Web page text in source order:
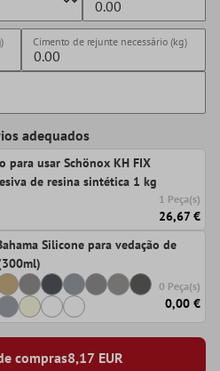
Cimento de rejunte necessário (kg)
adequados
para usar Schönox KH FIX
de resina sintética 1 kg
1 Peça(s)
26,67 €
Silicone para vedação de
0 Peça(s)
0,00 €
compras8,17 EUR